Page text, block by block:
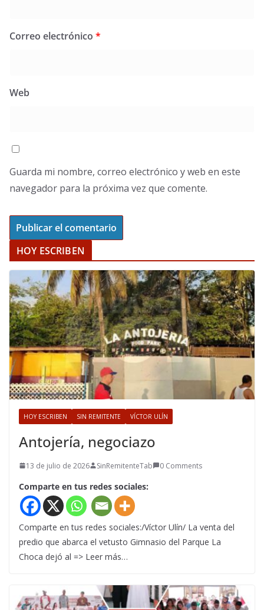
Correo electrónico *
Web
Guarda mi nombre, correo electrónico y web en este
navegador para la próxima vez que comente.
HOY ESCRIBEN
HOY ESCRIBEN SIN REMITENTE VÍCTOR ULÍN
Antojería, negociazo
13 de julio de 2026 SinRemitenteTab 0 Comments
Comparte en tus redes sociales:
Comparte en tus redes sociales:/Víctor Ulín/ La venta del
predio que abarca el vetusto Gimnasio del Parque La
Choca dejó al => Leer más…